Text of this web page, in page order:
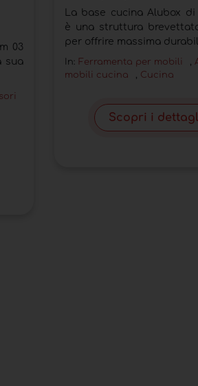
03
sua
La base cucina Alubox
è una struttura
per offrire massima
In: Ferramenta per mobili ,
mobili cucina
, Cucina
Scopri i